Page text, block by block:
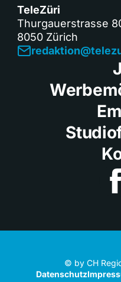
TeleZüri
Thurgauerstrasse
8050 Zürich
© by CH
Datenschutz